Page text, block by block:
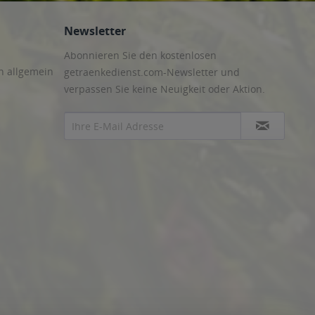
allgemein
Newsletter
Abonnieren Sie den kostenlosen
getraenkedienst.com-Newsletter und
verpassen Sie keine Neuigkeit oder Aktion.